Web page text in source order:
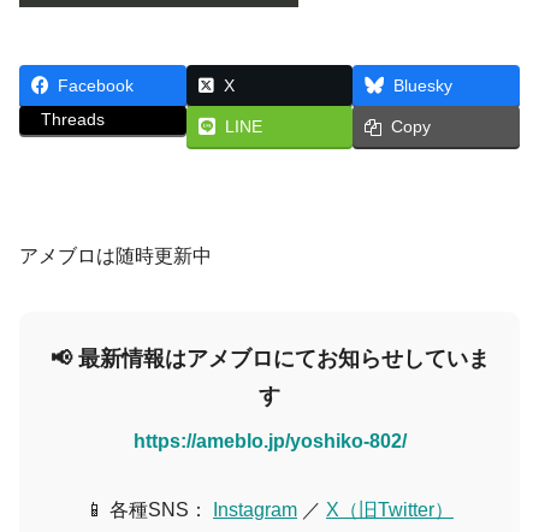
Facebook X
Bluesky
Threads
LINE Copy
アメブロは随時更新中
📢 最新情報はアメブロにてお知らせしていま
す
https://ameblo.jp/yoshiko-802/
📱 各種SNS： Instagram ／ X（旧Twitter）